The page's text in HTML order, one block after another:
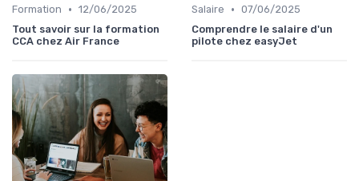
Formation • 12/06/2025
Tout savoir sur la formation
CCA chez Air France
Salaire • 07/06/2025
Comprendre le salaire d'un
pilote chez easyJet